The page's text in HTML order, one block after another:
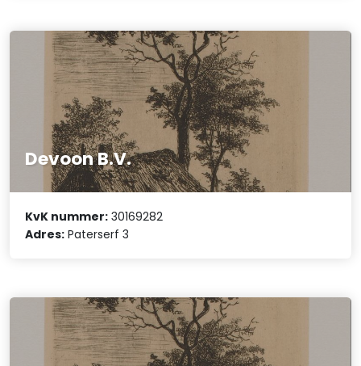
Devoon B.V.
KvK nummer: 30169282
Adres: Paterserf 3